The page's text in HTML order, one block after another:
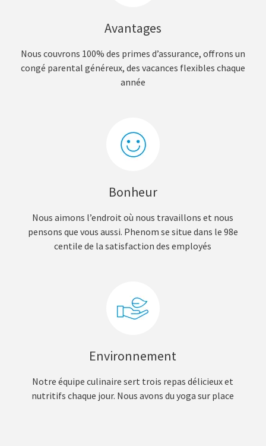
Avantages
Nous couvrons 100% des primes d’assurance, offrons un
congé parental généreux, des vacances flexibles chaque
année
Bonheur
Nous aimons l’endroit où nous travaillons et nous
pensons que vous aussi. Phenom se situe dans le 98e
centile de la satisfaction des employés
Environnement
Notre équipe culinaire sert trois repas délicieux et
nutritifs chaque jour. Nous avons du yoga sur place